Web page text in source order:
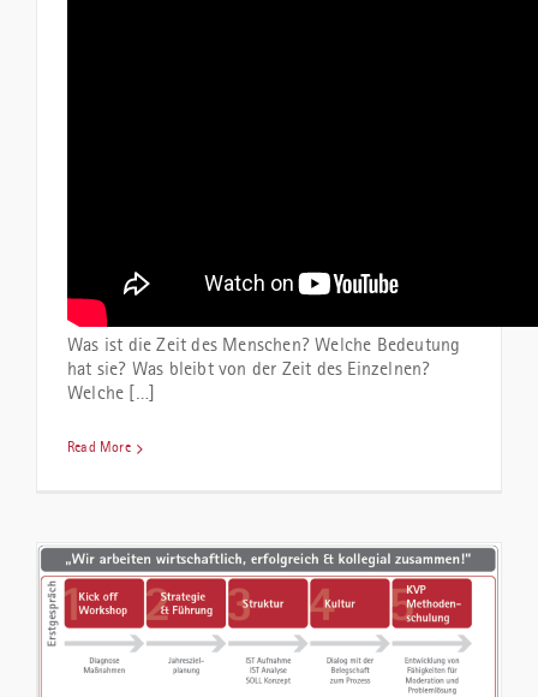
Was ist die Zeit des Menschen? Welche Bedeutung
hat sie? Was bleibt von der Zeit des Einzelnen?
Welche […]
Read More